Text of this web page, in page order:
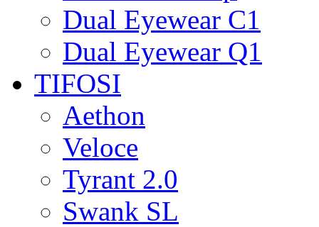
Dual Eyewear C1
Dual Eyewear Q1
TIFOSI
Aethon
Veloce
Tyrant 2.0
Swank SL